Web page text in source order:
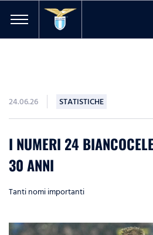
24.06.26 STATISTICHE
I NUMERI 24
30 ANNI
Tanti nomi importanti